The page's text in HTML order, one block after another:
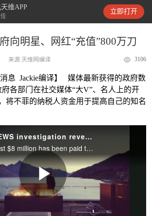
维APP
立即打开
天维新闻
向明星、网红“充值”800万刀
来源:天维网编译 3106
消息 Jackie编译】 媒体最新获得的政府数
各部门在社交媒体“大V”、名人上的开
将不菲的纳税人资金用于提高自己的知名